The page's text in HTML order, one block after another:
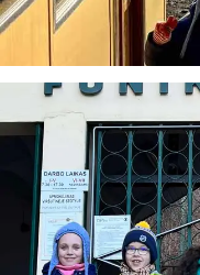
Jums reikiamus
atsakingo specialisto.
Taigi... kuo galėčiau